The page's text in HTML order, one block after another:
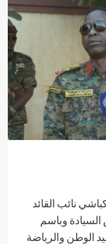
نائب القائد
وباسم
الوطن والرياضة